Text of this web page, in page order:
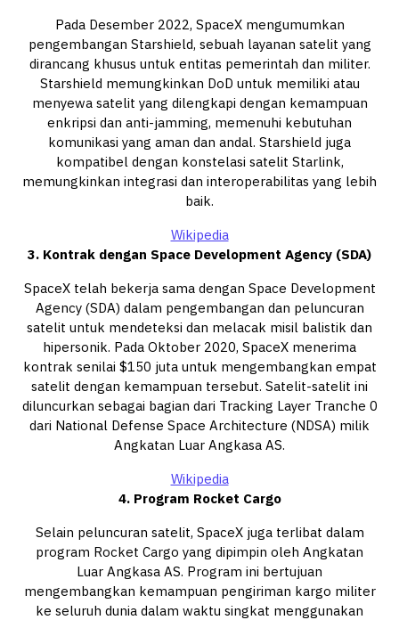
Pada Desember 2022, SpaceX mengumumkan
pengembangan Starshield, sebuah layanan satelit yang
dirancang khusus untuk entitas pemerintah dan militer.
Starshield memungkinkan DoD untuk memiliki atau
menyewa satelit yang dilengkapi dengan kemampuan
enkripsi dan anti-jamming, memenuhi kebutuhan
komunikasi yang aman dan andal. Starshield juga
kompatibel dengan konstelasi satelit Starlink,
memungkinkan integrasi dan interoperabilitas yang lebih
baik.
Wikipedia
3. Kontrak dengan Space Development Agency (SDA)
SpaceX telah bekerja sama dengan Space Development
Agency (SDA) dalam pengembangan dan peluncuran
satelit untuk mendeteksi dan melacak misil balistik dan
hipersonik. Pada Oktober 2020, SpaceX menerima
kontrak senilai $150 juta untuk mengembangkan empat
satelit dengan kemampuan tersebut. Satelit-satelit ini
diluncurkan sebagai bagian dari Tracking Layer Tranche 0
dari National Defense Space Architecture (NDSA) milik
Angkatan Luar Angkasa AS.
Wikipedia
4. Program Rocket Cargo
Selain peluncuran satelit, SpaceX juga terlibat dalam
program Rocket Cargo yang dipimpin oleh Angkatan
Luar Angkasa AS. Program ini bertujuan
mengembangkan kemampuan pengiriman kargo militer
ke seluruh dunia dalam waktu singkat menggunakan